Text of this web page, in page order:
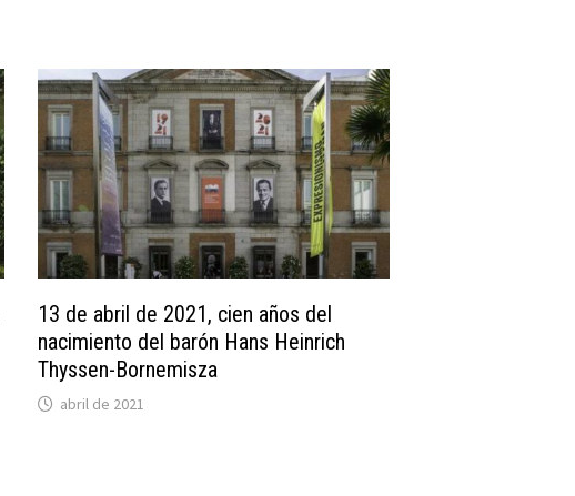
13 de abril de 2021, cien años del
nacimiento del barón Hans Heinrich
Thyssen-Bornemisza
abril de 2021